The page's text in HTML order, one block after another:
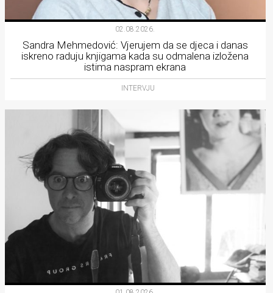
02.08.2026.
Sandra Mehmedović: Vjerujem da se djeca i danas
iskreno raduju knjigama kada su odmalena izložena
istima naspram ekrana
INTERVJU